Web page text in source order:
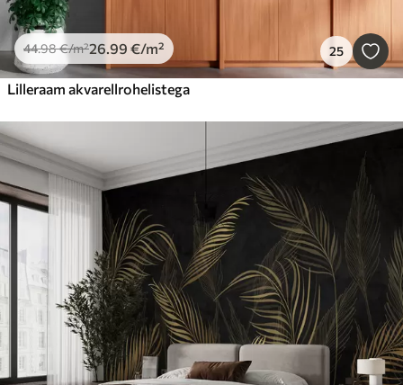
44.98€/m²26.99 €/m² 25
Lilleraam akvarellrohelistega